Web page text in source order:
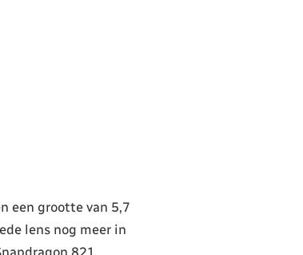
een grootte van 5,7
lens nog meer in
821